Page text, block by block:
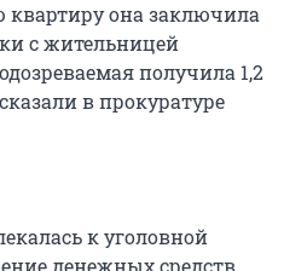
квартиру она заключила
с жительницей
получила 1,2
в прокуратуре
к уголовной
денежных средств